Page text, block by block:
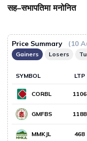
सह–सभापतिमा मनोनित